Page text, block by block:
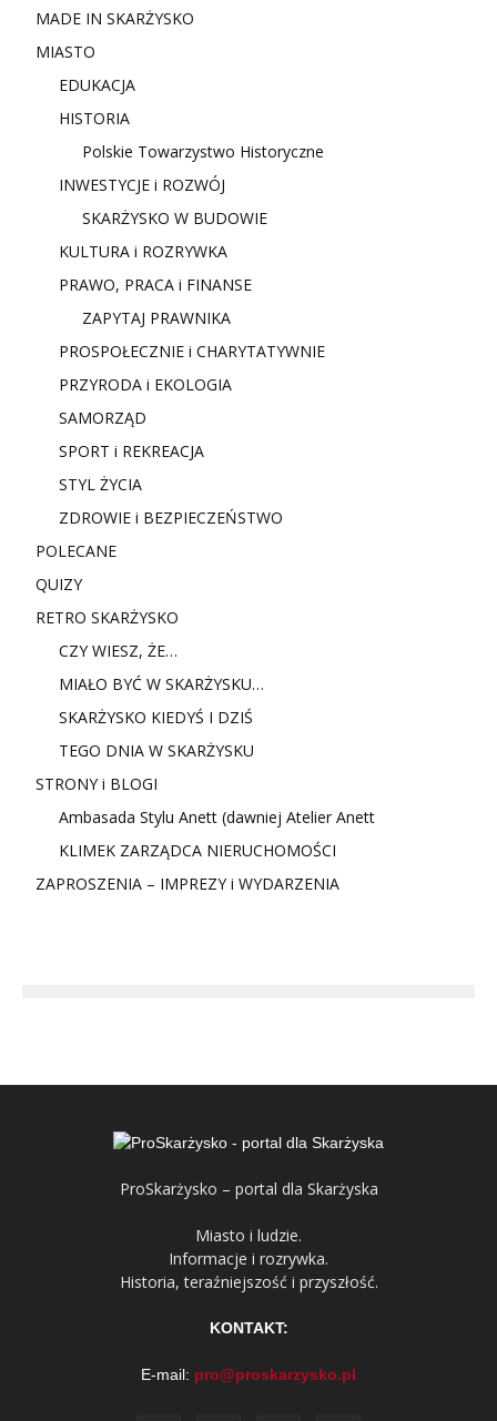
MADE IN SKARŻYSKO
MIASTO
EDUKACJA
HISTORIA
Polskie Towarzystwo Historyczne
INWESTYCJE i ROZWÓJ
SKARŻYSKO W BUDOWIE
KULTURA i ROZRYWKA
PRAWO, PRACA i FINANSE
ZAPYTAJ PRAWNIKA
PROSPOŁECZNIE i CHARYTATYWNIE
PRZYRODA i EKOLOGIA
SAMORZĄD
SPORT i REKREACJA
STYL ŻYCIA
ZDROWIE i BEZPIECZEŃSTWO
POLECANE
QUIZY
RETRO SKARŻYSKO
CZY WIESZ, ŻE…
MIAŁO BYĆ W SKARŻYSKU…
SKARŻYSKO KIEDYŚ I DZIŚ
TEGO DNIA W SKARŻYSKU
STRONY i BLOGI
Ambasada Stylu Anett (dawniej Atelier Anett
KLIMEK ZARZĄDCA NIERUCHOMOŚCI
ZAPROSZENIA – IMPREZY i WYDARZENIA
ProSkarżysko – portal dla Skarżyska
Miasto i ludzie.
Informacje i rozrywka.
Historia, teraźniejszość i przyszłość.
KONTAKT:
E-mail: pro@proskarzysko.pl